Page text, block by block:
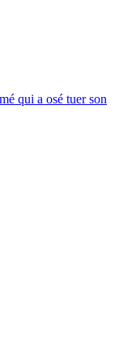
qui a osé tuer son